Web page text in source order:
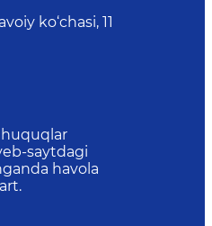
ko‘chasi, 11
saytdagi
havola